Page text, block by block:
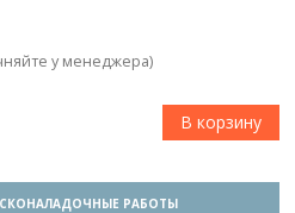
у менеджера)
РАБОТЫ